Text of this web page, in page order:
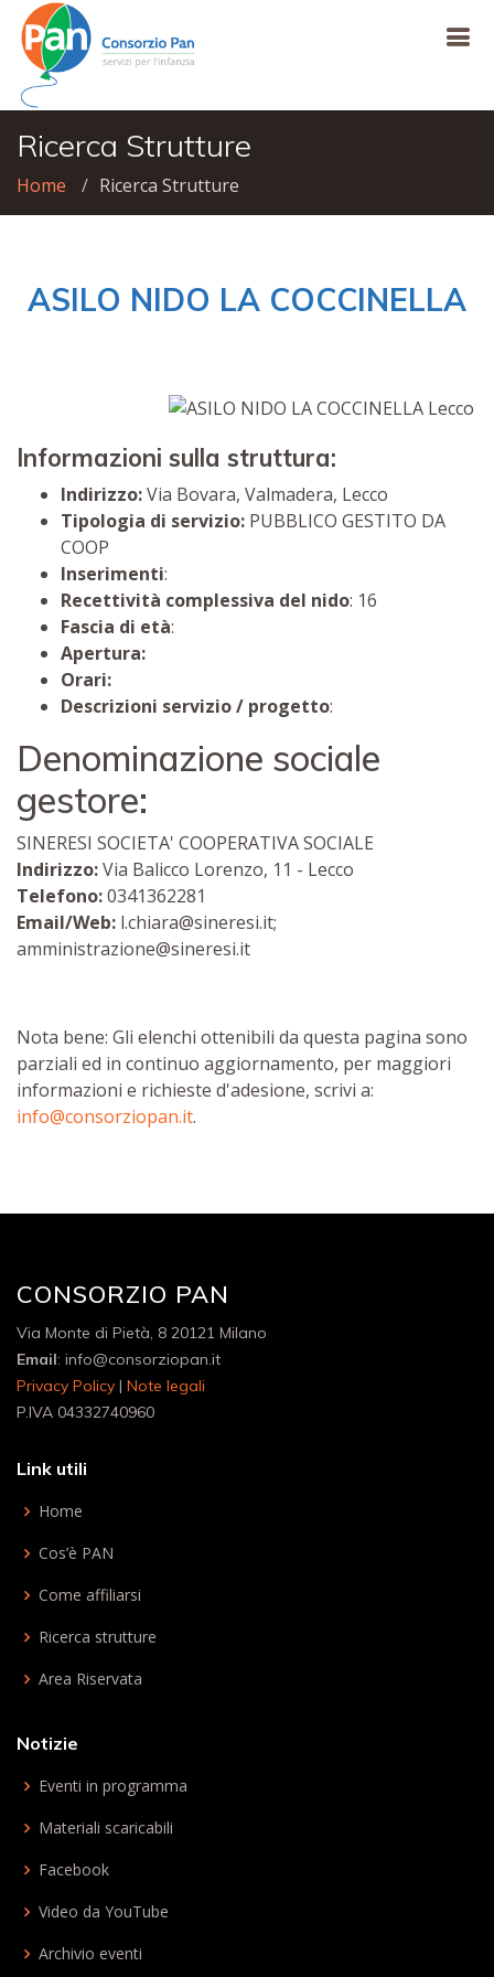
Ricerca Strutture
Home Ricerca Strutture
ASILO NIDO LA COCCINELLA
Informazioni sulla struttura:
Indirizzo:Via Bovara, Valmadera, Lecco
Tipologia di servizio: PUBBLICO GESTITO DA
COOP
Inserimenti:
Recettività complessiva del nido: 16
Fascia di età:
Apertura:
Orari:
Descrizioni servizio / progetto:
Denominazione sociale
gestore:
SINERESI SOCIETA' COOPERATIVA SOCIALE
Indirizzo:Via Balicco Lorenzo, 11 - Lecco
Telefono:0341362281
Email/Web: l.chiara@sineresi.it;
amministrazione@sineresi.it
Nota bene: Gli elenchi ottenibili da questa pagina sono
parziali ed in continuo aggiornamento, per maggiori
informazioni e richieste d'adesione, scrivi a:
info@consorziopan.it.
CONSORZIO PAN
Via Monte di Pietà, 8 20121 Milano
Email: info@consorziopan.it
Privacy Policy | Note legali
P.IVA 04332740960
Link utili
Home
Cos’è PAN
Come affiliarsi
Ricerca strutture
Area Riservata
Notizie
Eventi in programma
Materiali scaricabili
Facebook
Video da YouTube
Archivio eventi